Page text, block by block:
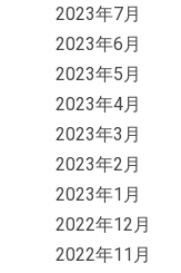
2023年7月
2023年6月
2023年5月
2023年4月
2023年3月
2023年2月
2023年1月
2022年12月
2022年11月